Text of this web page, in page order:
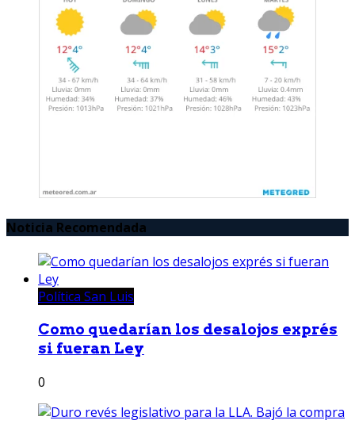
Noticia Recomendada
Política San Luis
Como quedarían los desalojos exprés
si fueran Ley
0